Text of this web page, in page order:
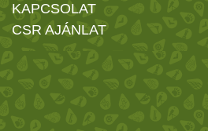
KAPCSOLAT
CSR AJÁNLAT